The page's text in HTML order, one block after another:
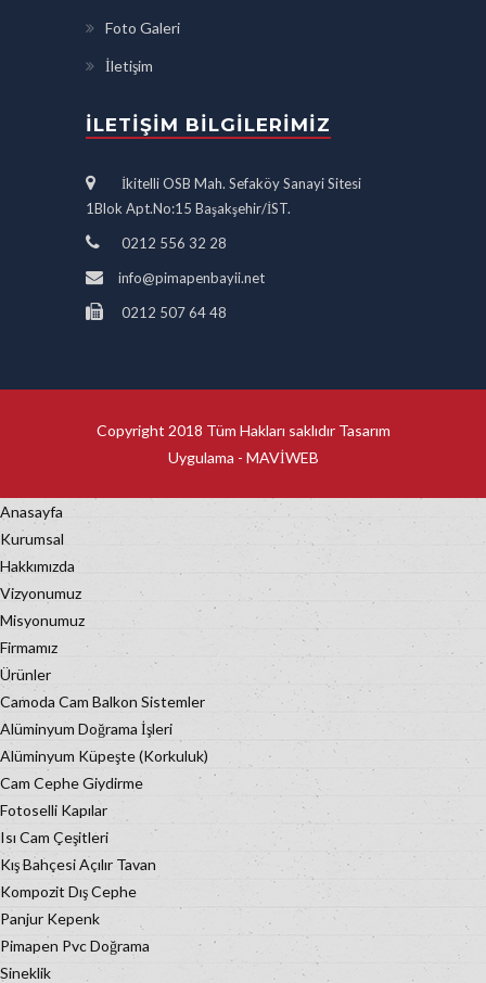
Foto Galeri
İletişim
İLETIŞIM BILGILERIMIZ
İkitelli OSB Mah. Sefaköy Sanayi Sitesi
1Blok Apt.No:15 Başakşehir/İST.
0212 556 32 28
info@pimapenbayii.net
0212 507 64 48
Copyright 2018 Tüm Hakları saklıdır Tasarım
Uygulama - MAVİWEB
Anasayfa
Kurumsal
Hakkımızda
Vizyonumuz
Misyonumuz
Firmamız
Ürünler
Camoda Cam Balkon Sistemler
Alüminyum Doğrama İşleri
Alüminyum Küpeşte (Korkuluk)
Cam Cephe Giydirme
Fotoselli Kapılar
Isı Cam Çeşitleri
Kış Bahçesi Açılır Tavan
Kompozit Dış Cephe
Panjur Kepenk
Pimapen Pvc Doğrama
Sineklik